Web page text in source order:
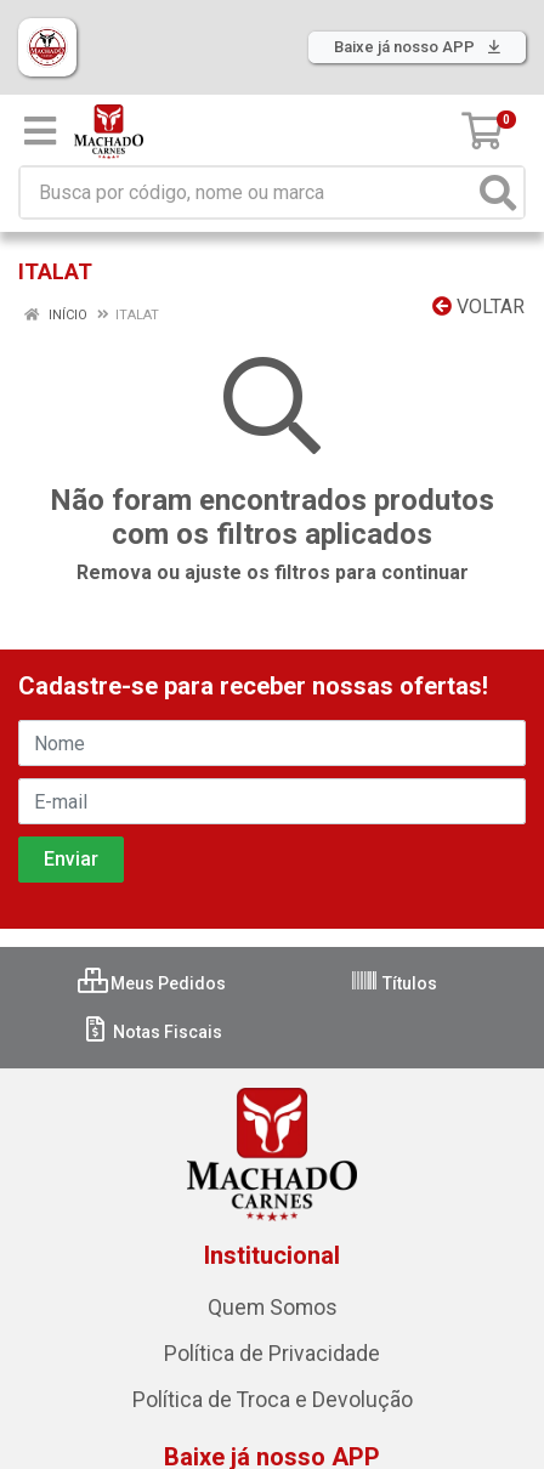
Baixe já nosso APP
0
ITALAT
VOLTAR
INÍCIO ITALAT
Não foram encontrados produtos
com os filtros aplicados
Remova ou ajuste os filtros para continuar
Cadastre-se para receber nossas ofertas!
Meus Pedidos Títulos
Notas Fiscais
Institucional
Quem Somos
Política de Privacidade
Política de Troca e Devolução
Baixe já nosso APP